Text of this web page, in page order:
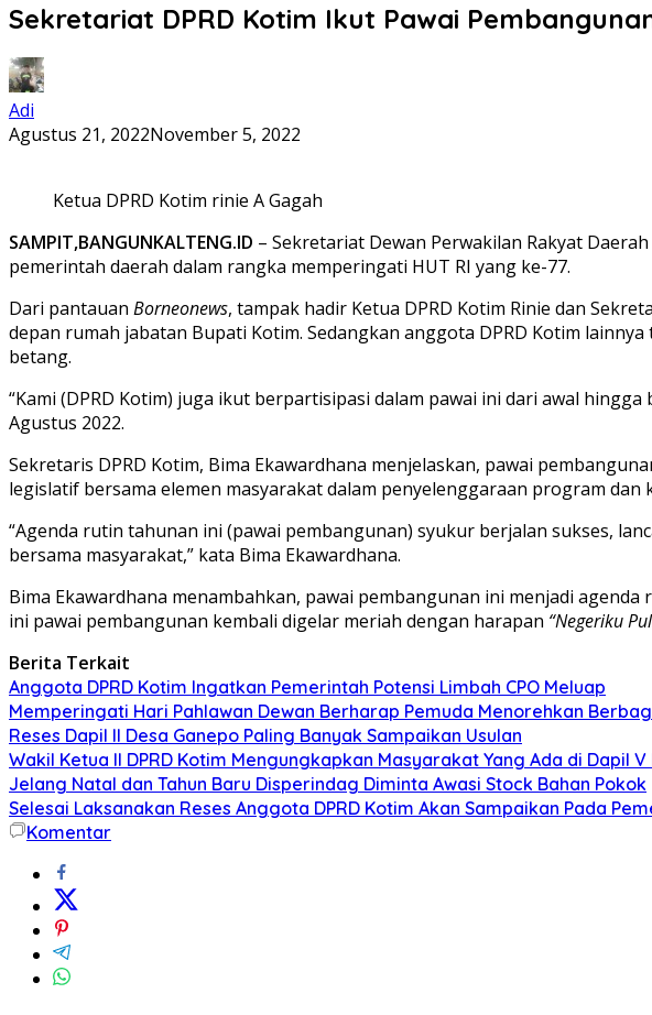
Sekretariat DPRD Kotim Ikut Pawai
Adi
Agustus 21, 2022November 5, 2022
Ketua DPRD Kotim rinie A Gagah
SAMPIT,BANGUNKALTENG.ID – Sekretariat Dewan Perwakilan Rakyat
pemerintah daerah dalam rangka memperingati HUT RI yang ke-77.
Dari pantauan Borneonews, tampak hadir Ketua DPRD Kotim Rinie dan
depan rumah jabatan Bupati Kotim. Sedangkan anggota DPRD Kotim
betang.
“Kami (DPRD Kotim) juga ikut berpartisipasi dalam pawai ini dari awal
Agustus 2022.
Sekretaris DPRD Kotim, Bima Ekawardhana menjelaskan, pawai
legislatif bersama elemen masyarakat dalam penyelenggaraan program
“Agenda rutin tahunan ini (pawai pembangunan) syukur berjalan sukses,
bersama masyarakat,” kata Bima Ekawardhana.
Bima Ekawardhana menambahkan, pawai pembangunan ini menjadi
ini pawai pembangunan kembali digelar meriah dengan harapan “Negeriku
Berita Terkait
Anggota DPRD Kotim Ingatkan Pemerintah Potensi Limbah CPO Meluap
Memperingati Hari Pahlawan Dewan Berharap Pemuda Menorehkan
Reses Dapil II Desa Ganepo Paling Banyak Sampaikan Usulan
Wakil Ketua II DPRD Kotim Mengungkapkan Masyarakat Yang Ada di Dapil
Jelang Natal dan Tahun Baru Disperindag Diminta Awasi Stock Bahan Pokok
Selesai Laksanakan Reses Anggota DPRD Kotim Akan Sampaikan Pada
Komentar